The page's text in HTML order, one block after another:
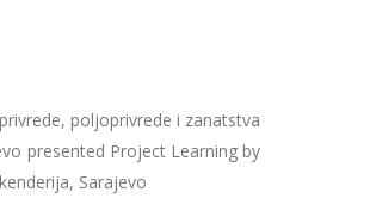
poljoprivrede i zanatstva
presented Project Learning by
Sarajevo